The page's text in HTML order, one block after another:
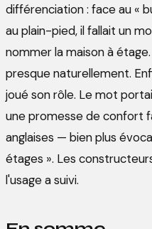
différenciation : face au «
au plain-pied, il fallait un
nommer la maison à
presque naturellement.
joué son rôle. Le mot
une promesse de confort
anglaises — bien plus
étages ». Les
l'usage a suivi.